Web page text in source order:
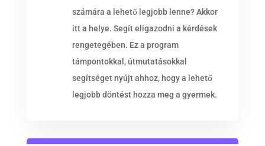
számára a lehető legjobb lenne? Akkor
itt a helye. Segít eligazodni a kérdések
rengetegében. Ez a program
támpontokkal, útmutatásokkal
segítséget nyújt ahhoz, hogy a lehető
legjobb döntést hozza meg a gyermek.